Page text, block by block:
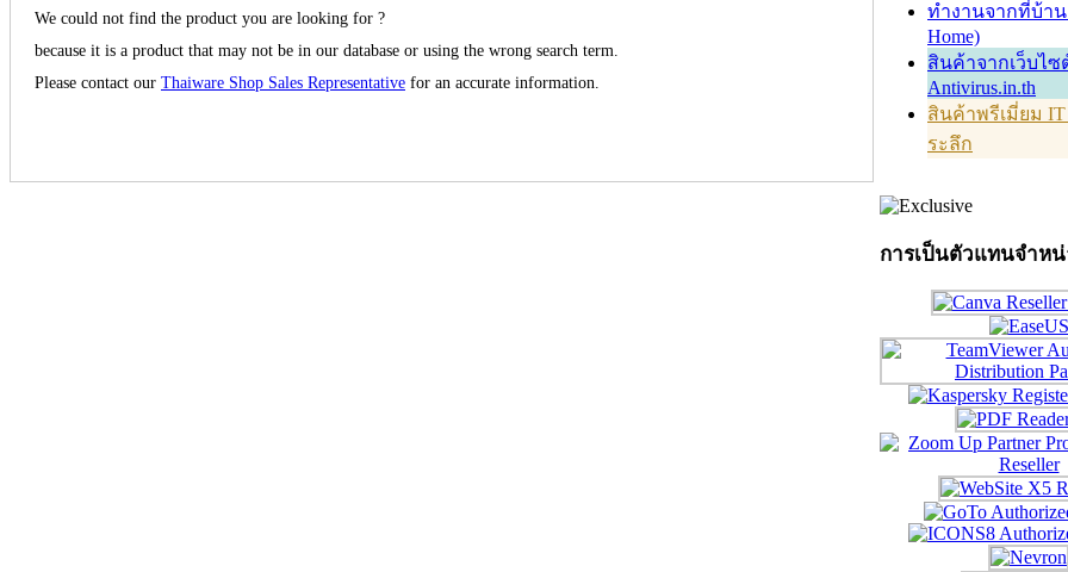
We could not find the product you are looking for ?
because it is a product that may not be in our database or using the wrong search term.
Please contact our Thaiware Shop Sales Representative for an accurate information.
ทำงานจากที่บ้าน
Home)
สินค้าจากเว็บไซ
Antivirus.in.th
สินค้าพรีเมี่ยม
ระลึก
การเป็นตัวแทนจำห